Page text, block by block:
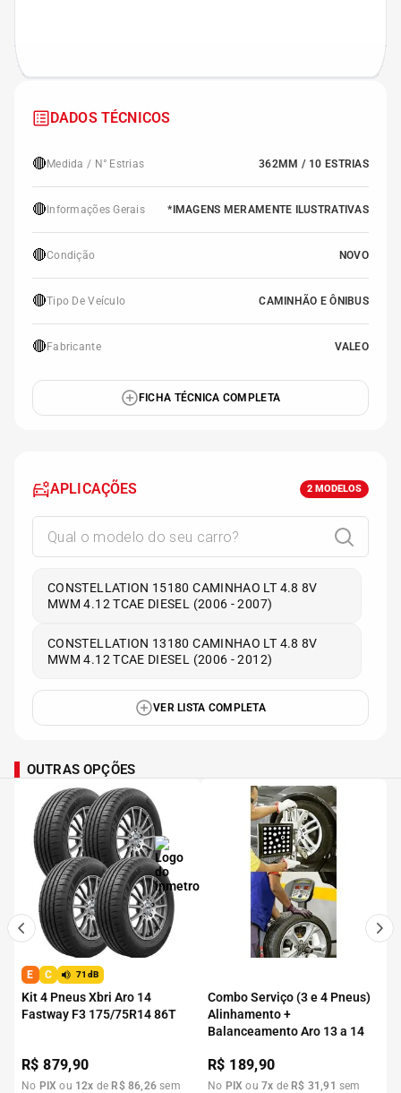
DADOS TÉCNICOS
🔴 Medida / N° Estrias 362MM / 10 ESTRIAS
🔴 Informações Gerais *IMAGENS MERAMENTE ILUSTRATIVAS
🔴Condição NOVO
🔴Tipo De Veículo CAMINHÃO E ÔNIBUS
🔴 Fabricante VALEO
FICHA TÉCNICA COMPLETA
APLICAÇÕES 2 MODELOS
CONSTELLATION 15180 CAMINHAO LT 4.8 8V
MWM 4.12 TCAE DIESEL (2006 - 2007)
CONSTELLATION 13180 CAMINHAO LT 4.8 8V
MWM 4.12 TCAE DIESEL (2006 - 2012)
VER LISTA COMPLETA
OUTRAS OPÇÕES
E C 71dB
Kit 4 Pneus Xbri Aro 14
Fastway F3 175/75R14 86T
R$879,90
No PIX ou 12x de R$ 86,26 sem
Combo Serviço (3 e 4 Pneus)
Alinhamento +
Balanceamento Aro 13 a 14
R$ 189,90
No PIX ou7x de R$ 31 ,91 sem